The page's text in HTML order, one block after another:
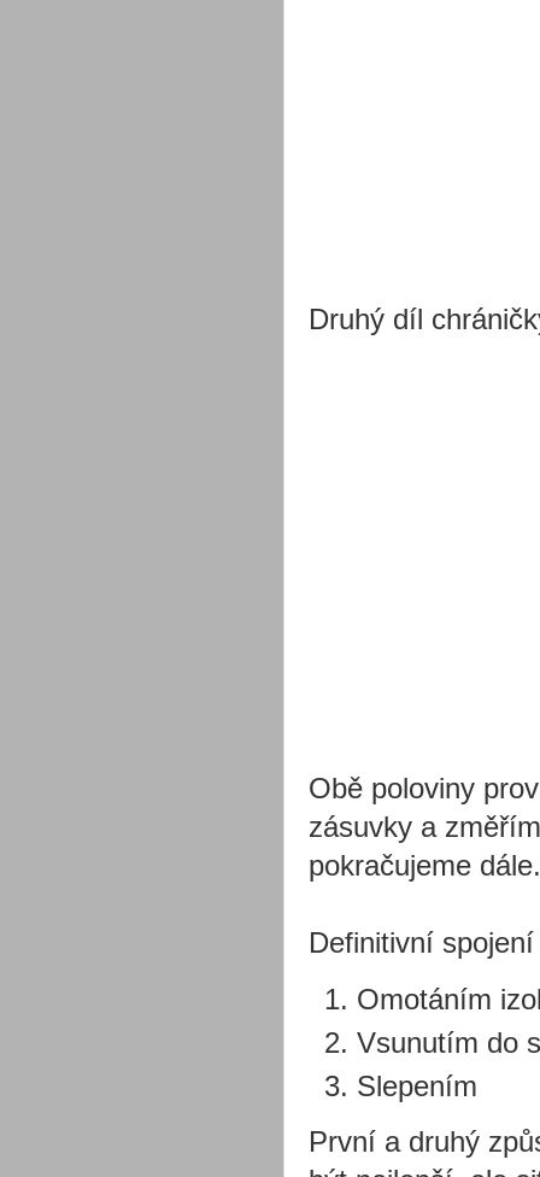
Druhý díl
Obě poloviny
zásuvky a
pokračujeme
Definitivní
Omotáním
Vsunutím do
Slepením
První a druhý